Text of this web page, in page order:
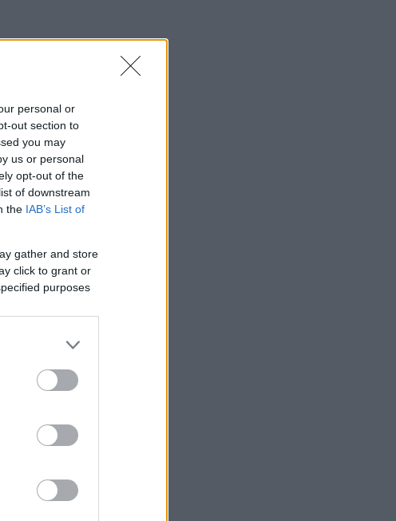
personal or
out section to
you may
us or personal
opt-out of the
of downstream
the IAB’s List of
gather and store
click to grant or
purposes